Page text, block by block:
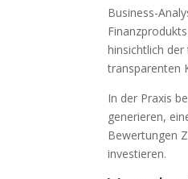
Business-
hinsichtlich
transparenten
In der Praxis
generieren,
Bewertungen
investieren.